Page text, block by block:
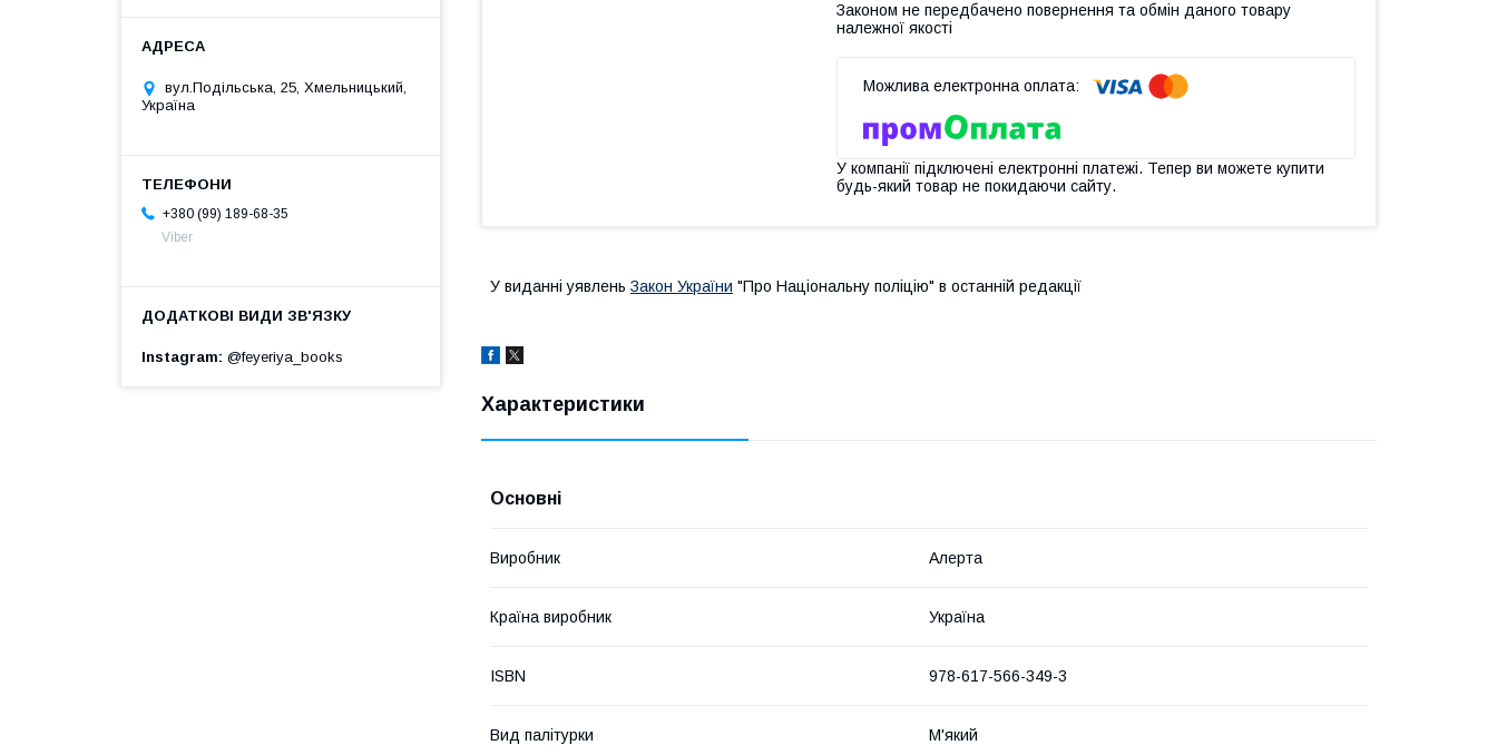
Законом не передбачено повернення та обмін даного товару
належної якості
У компанії підключені електронні платежі. Тепер ви можете купити
будь-який товар не покидаючи сайту.
У виданні уявлень Закон України "Про Національну поліцію" в останній редакції
Характеристики
Основні
Виробник Алерта
Країна виробник Україна
ISBN 978-617-566-349-3
Вид палітурки М'який
вул.Подільська, 25, Хмельницький,
Україна
+380 (99) 189-68-35
Viber
Instagram @feyeriya_books